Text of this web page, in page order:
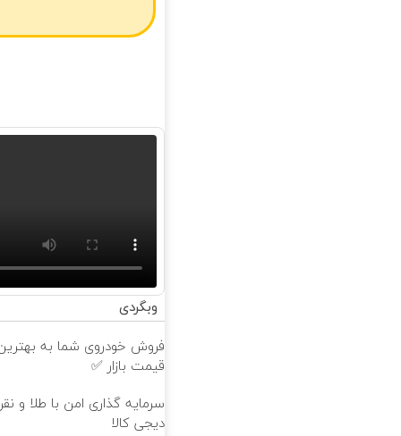
وبگردی
فروش خودروی شما به
قیمت بازار ✅
سرمایه گذاری امن با طلا و
دیجی کالا